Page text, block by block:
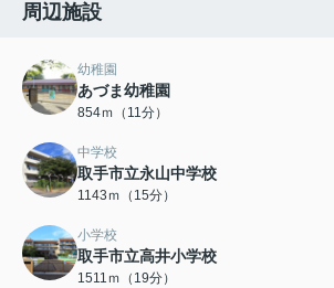
周辺施設
幼稚園
あづま幼稚園
854ｍ（11分）
中学校
取手市立永山中学校
1143ｍ（15分）
小学校
取手市立高井小学校
1511ｍ（19分）